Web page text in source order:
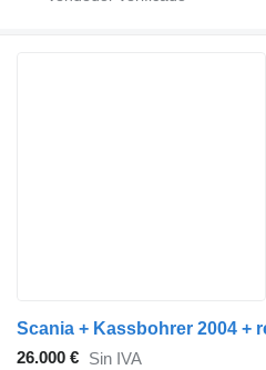
Scania + Kassbohrer 2004 +
26.000 € Sin IVA